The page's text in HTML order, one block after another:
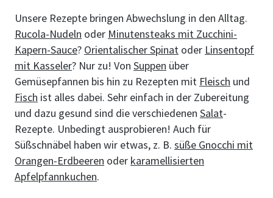
Unsere Rezepte bringen Abwechslung in den Alltag.
Rucola-Nudeln oder Minutensteaks mit Zucchini-
Kapern-Sauce? Orientalischer Spinat oder Linsentopf
mit Kasseler? Nur zu! Von Suppen über
Gemüsepfannen bis hin zu Rezepten mit Fleisch und
Fisch ist alles dabei. Sehr einfach in der Zubereitung
und dazu gesund sind die verschiedenen Salat-
Rezepte. Unbedingt ausprobieren! Auch für
Süßschnäbel haben wir etwas, z. B. süße Gnocchi mit
Orangen-Erdbeeren oder karamellisierten
Apfelpfannkuchen.